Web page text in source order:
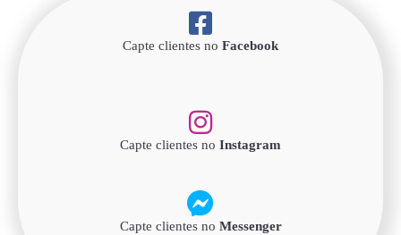
Capte clientes no Facebook
Capte clientes no Instagram
Capte clientes no Messenger